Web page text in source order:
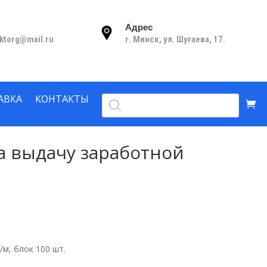
Адрес
г. Минск, ул. Шугаева, 17.
КОНТАКТЫ Поиск
товаров
выдачу заработной
м, блок 100 шт.